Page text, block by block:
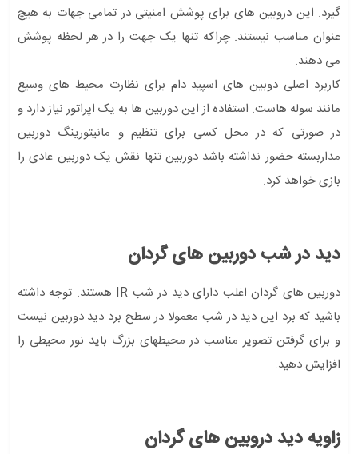
گیرد. این دروبین های برای پوشش امنیتی در تمامی جهات به هیچ
عنوان مناسب نیستند. چراکه تنها یک جهت را در هر لحظه پوشش
می دهند.
کاربرد اصلی دوبین های اسپید دام برای نظارت محیط های وسیع
مانند سوله هاست. استفاده از این دوربین ها به یک اپراتور نیاز دارد و
در صورتی که در محل کسی برای تنظیم و مانیتورینگ دوربین
مداربسته حضور نداشته باشد دوربین تنها نقش یک دوربین عادی را
بازی خواهد کرد.
دید در شب دوربین های گردان
دوربین های گردان اغلب دارای دید در شب IR هستند. توجه داشته
باشید که برد این دید در شب معمولا در سطح برد دید دوربین نیست
و برای گرفتن تصویر مناسب در محیطهای بزرگ باید نور محیطی را
افزایش دهید.
زاویه دید دروبین های گردان